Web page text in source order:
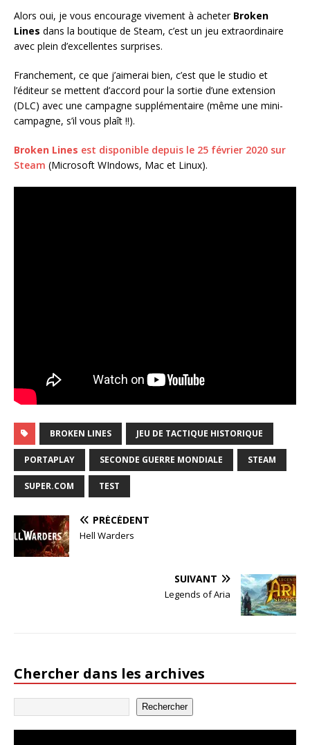
Alors oui, je vous encourage vivement à acheter Broken
Lines dans la boutique de Steam, c’est un jeu extraordinaire
avec plein d’excellentes surprises.
Franchement, ce que j’aimerai bien, c’est que le studio et
l’éditeur se mettent d’accord pour la sortie d’une extension
(DLC) avec une campagne supplémentaire (même une mini-
campagne, s’il vous plaît !!).
Broken Lines est disponible depuis le 25 février 2020 sur
Steam (Microsoft WIndows, Mac et Linux).
BROKEN LINES JEU DE TACTIQUE HISTORIQUE
PORTAPLAY SECONDE GUERRE MONDIALE STEAM
SUPER.COM TEST
PRÉCÉDENT
Hell Warders
SUIVANT
Legends of Aria
Chercher dans les archives
Rechercher